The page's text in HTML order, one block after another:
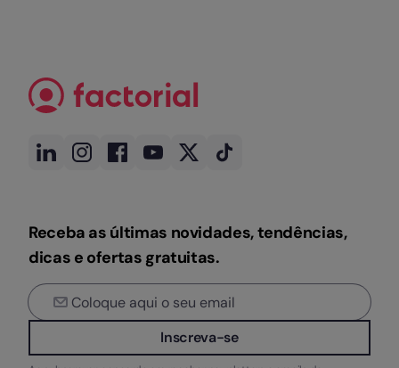
Receba as últimas novidades, tendências,
dicas e ofertas gratuitas.
Inscreva-se